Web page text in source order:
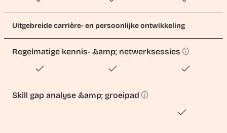
Uitgebreide carrière- en persoonlijke ontwikkeling
Regelmatige kennis- &amp; netwerksessies
Skill gap analyse &amp; groeipad